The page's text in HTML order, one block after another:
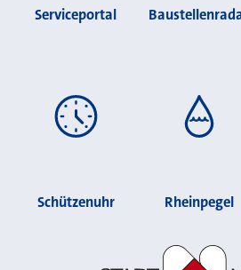
Serviceportal
Schützenuhr Rheinpegel